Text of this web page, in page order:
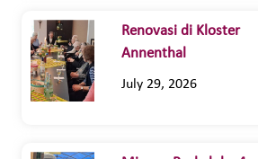
Renovasi di Kloster
Annenthal
July 29, 2026